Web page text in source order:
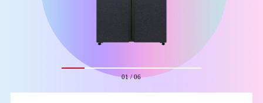
01/06